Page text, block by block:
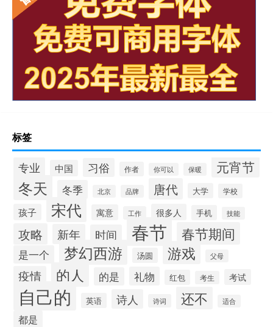
标签
专业 中国 习俗 作者 你可以 保暖 元宵节
冬天 冬季 北京 品牌 唐代 大学 学校
孩子 宋代 寓意 工作 很多人 手机 技能
攻略 新年 时间 春节 春节期间
是一个 梦幻西游 汤圆 游戏 父母
疫情 的人 的是 礼物 红包 考生 考试
自己的 英语 诗人 诗词 还不 适合
都是